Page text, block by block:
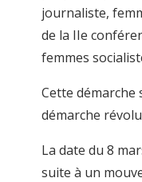
journaliste,
de la IIe
femmes
Cette démarche
démarche
La date du 8
suite à un